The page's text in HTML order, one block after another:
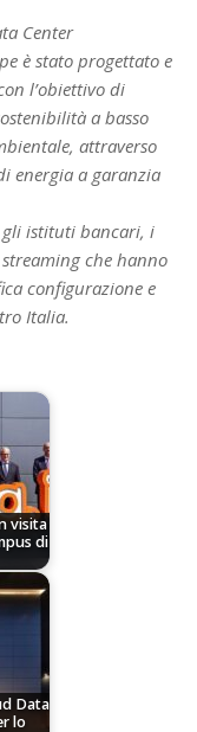
Center
è stato progettato e
l’obiettivo di
a basso
attraverso
energia a garanzia
gli istituti bancari, i
che hanno
configurazione e
Italia.
visita
di
Data
lo